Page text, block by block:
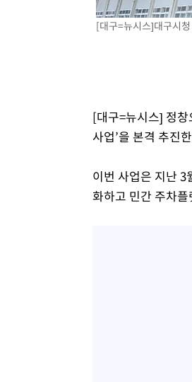
[속보]코스피, 301.88포인
[속보]원·달러 환율, 0.7원
[대구=뉴시스]대구시
[대구=뉴시스] 정
사업’을 본격 추진
이번 사업은 지난 3
화하고 민간 주차